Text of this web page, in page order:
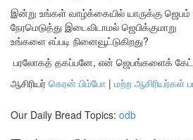
இன்று உங்கள் வாழ்க்கையில் யாருக்கு ஜெபம்
நேரமெடுத்து இடைவிடாமல் ஜெபிக்குமாறு
உங்களை எப்படி நினைவூட்டுகிறது?
பரலோகத் தகப்பனே, என் ஜெபங்களைக்
ஆசிரியர் கெரன் பிம்போ | மற்ற ஆசிரியர்கள்
Our Daily Bread Topics: odb